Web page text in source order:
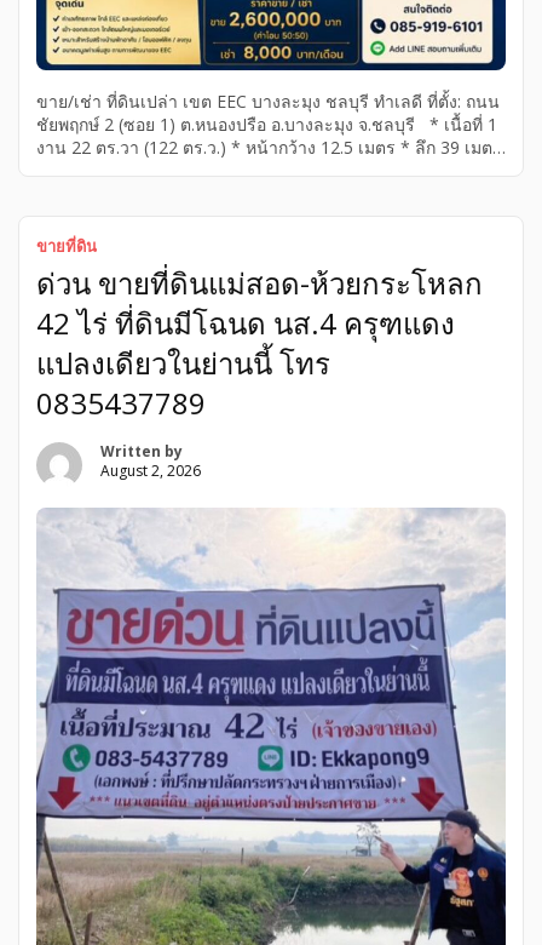
ขาย/เช่า ที่ดินเปล่า เขต EEC บางละมุง ชลบุรี ทำเลดี ที่ตั้ง: ถนน
ชัยพฤกษ์ 2 (ซอย 1) ต.หนองปรือ อ.บางละมุง จ.ชลบุรี * เนื้อที่ 1
งาน 22 ตร.วา (122 ตร.ว.) * หน้ากว้าง 12.5 เมตร * ลึก 39 เมตร
[…]
ขายที่ดิน
ด่วน ขายที่ดินแม่สอด-ห้วยกระโหลก
42 ไร่ ที่ดินมีโฉนด นส.4 ครุฑแดง
แปลงเดียวในย่านนี้ โทร
0835437789
Written by
August 2, 2026